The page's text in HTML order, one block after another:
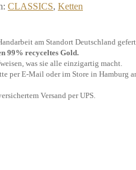
CLASSICS, Ketten
am Standort Deutschland
99% recyceltes Gold.
was sie alle einzigartig macht.
per E-Mail oder im Store in Hamburg
Versand per UPS.